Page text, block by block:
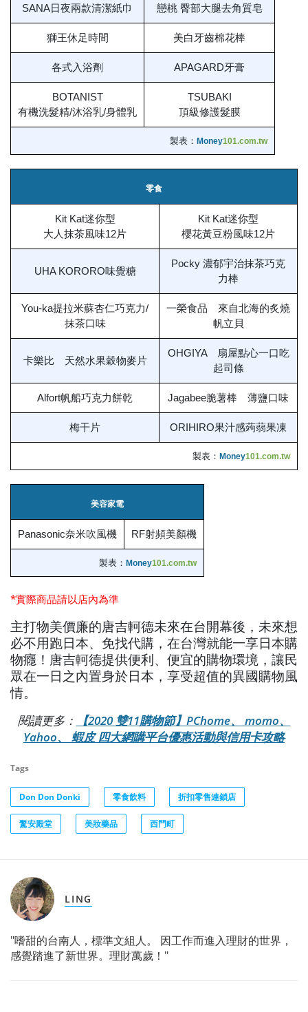
SANA日夜兩款清潔紙巾 戀桃 臀部大腿去角質皂
獅王休足時間 美白牙齒棉花棒
各式入浴劑 APAGARD牙膏
BOTANIST
有機洗髮精/沐浴乳/身體乳
TSUBAKI
頂級修護髮膜
製表： Money101.com.tw
零食
Kit Kat迷你型
大人抹茶風味12片
Kit Kat迷你型
櫻花黃豆粉風味12片
UHA KORORO味覺糖
Pocky 濃郁宇治抹茶巧克
力棒
You-ka提拉米蘇杏仁巧克力/
抹茶口味
一榮食品 來自北海的炙燒
帆立貝
卡樂比 天然水果穀物麥片
OHGIYA 扇屋點心一口吃
起司條
Alfort帆船巧克力餅乾 Jagabee脆薯棒 薄鹽口味
梅干片 ORIHIRO果汁感蒟蒻果凍
製表： Money101.com.tw
美容家電
Panasonic奈米吹風機 RF射頻美顏機
製表： Money101.com.tw
*實際商品請以店內為準
主打物美價廉的唐吉軻德未來在台開幕後，未來想
必不用跑日本、免找代購，在台灣就能一享日本購
物癮！唐吉軻德提供便利、便宜的購物環境，讓民
眾在一日之內置身於日本，享受超值的異國購物風
情。
閱讀更多：
【2020 雙11購物節】PChome、 momo、
Yahoo、 蝦皮 四大網購平台優惠活動與信用卡攻略
Tags
Don Don Donki 零食飲料 折扣零售連鎖店
驚安殿堂 美妝藥品 西門町
LING
"嗜甜的台南人，標準文組人。 因工作而進入理財的世界，
感覺踏進了新世界。理財萬歲！"